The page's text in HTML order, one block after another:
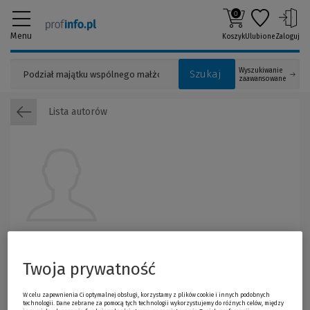
Menu
Szukaj
Wyszukiwanie
zaawansowane
0
KoszykUlubioneZaloguj
Jakub Chwalba
– doktor nauk prawnych, asystent w Katedrze Prawa
Własności Intelektualnej WPiA UJ. Specjalizuje się w prawie własności
zakresu, a także laureat nagrody Ministra Nauki i Szkolnictwa
Lista autorów
Twoja prywatność
W celu zapewnienia Ci optymalnej obsługi, korzystamy z plików cookie i innych podobnych
technologii. Dane zebrane za pomocą tych technologii wykorzystujemy do różnych celów, między